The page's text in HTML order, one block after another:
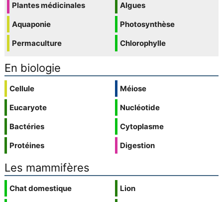
Plantes médicinales
Aquaponie
Permaculture
Algues
Photosynthèse
Chlorophylle
En biologie
Cellule
Eucaryote
Bactéries
Protéines
Méiose
Nucléotide
Cytoplasme
Digestion
Les mammifères
Chat domestique
Lion